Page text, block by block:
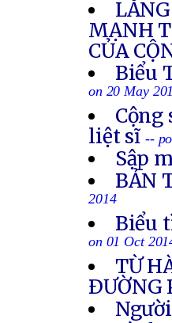
MẠNH
CỦA
Biểu
on 20 May
Cộng
liệt sĩ --
Sập
BẢN
2014
Biểu
on 01 Oct
TỪ
ÐƯỜNG